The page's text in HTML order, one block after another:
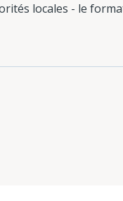
locales - le